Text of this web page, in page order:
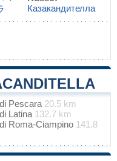
Казакандителла
Pescara 20.5 km
Latina 132.7 km
Roma-Ciampino 141.8